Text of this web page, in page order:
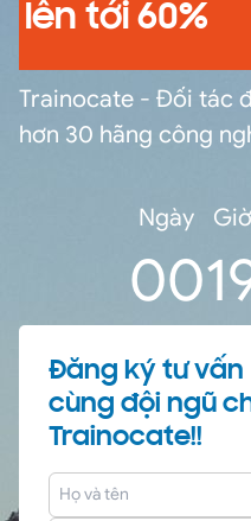
lên tới 60%
Trainocate - Đối tác
hơn 30 hãng công
Ngày
00
Giờ
Đăng ký tư vấn
cùng đội ngũ
Trainocate!!